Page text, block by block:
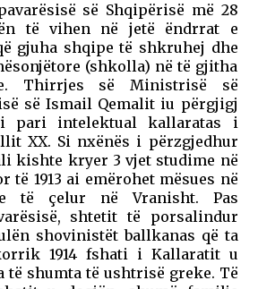
së Shqipërisë më 28
të vihen në jetë ëndrrat e
gjuha shqipe të shkruhej dhe
(shkolla) në të gjitha
Thirrjes së Ministrisë së
së Ismail Qemalit iu përgjigj
i pari intelektual kallaratas i
XX. Si nxënës i përzgjedhur
kishte kryer 3 vjet studime në
të 1913 ai emërohet mësues në
të çelur në Vranisht. Pas
shtetit të porsalindur
shovinistët ballkanas që ta
1914 fshati i Kallaratit u
të shumta të ushtrisë greke. Të